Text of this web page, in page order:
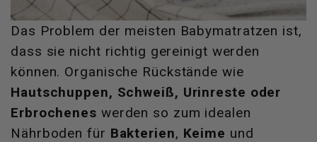
Das Problem der meisten Babymatratzen ist,
dass sie nicht richtig gereinigt werden
können. Organische Rückstände wie
Hautschuppen, Schweiß, Urinreste oder
Erbrochenes werden so zum idealen
Nährboden für Bakterien, Keime und